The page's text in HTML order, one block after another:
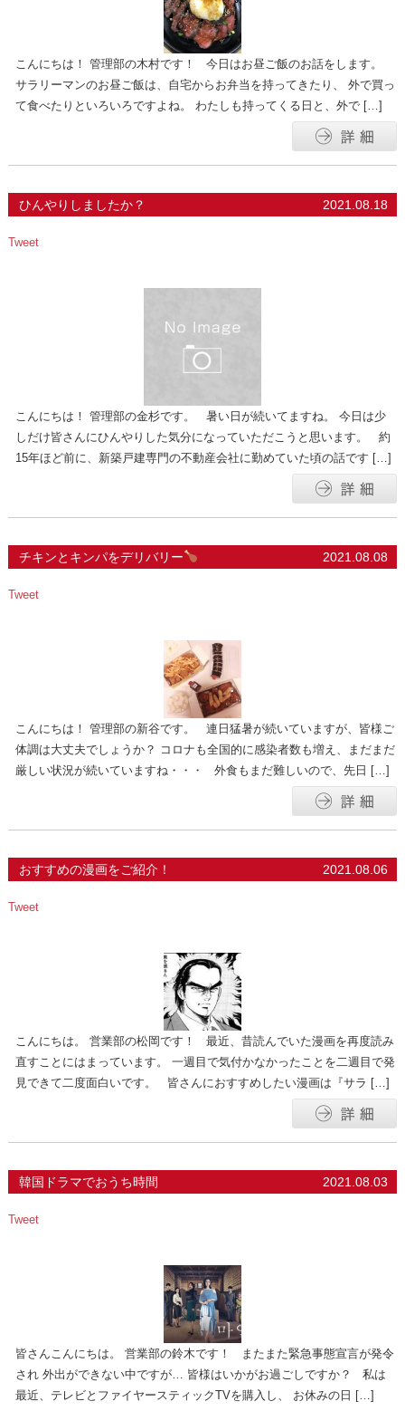
こんにちは！ 管理部の木村です！ 今日はお昼ご飯のお話をします。
サラリーマンのお昼ご飯は、自宅からお弁当を持ってきたり、 外で買っ
て食べたりといろいろですよね。 わたしも持ってくる日と、外で […]
ひんやりしましたか？ 2021.08.18
Tweet
こんにちは！ 管理部の金杉です。 暑い日が続いてますね。 今日は少
しだけ皆さんにひんやりした気分になっていただこうと思います。 約
15年ほど前に、新築戸建専門の不動産会社に勤めていた頃の話です […]
チキンとキンパをデリバリー 2021.08.08
Tweet
こんにちは！ 管理部の新谷です。 連日猛暑が続いていますが、皆様ご
体調は大丈夫でしょうか？ コロナも全国的に感染者数も増え、まだまだ
厳しい状況が続いていますね・・・ 外食もまだ難しいので、先日 […]
おすすめの漫画をご紹介！ 2021.08.06
Tweet
こんにちは。 営業部の松岡です！ 最近、昔読んでいた漫画を再度読み
直すことにはまっています。 一週目で気付かなかったことを二週目で発
見できて二度面白いです。 皆さんにおすすめしたい漫画は『サラ […]
韓国ドラマでおうち時間 2021.08.03
Tweet
皆さんこんにちは。 営業部の鈴木です！ またまた緊急事態宣言が発令
され 外出ができない中ですが… 皆様はいかがお過ごしですか？ 私は
最近、テレビとファイヤースティックTVを購入し、 お休みの日 […]